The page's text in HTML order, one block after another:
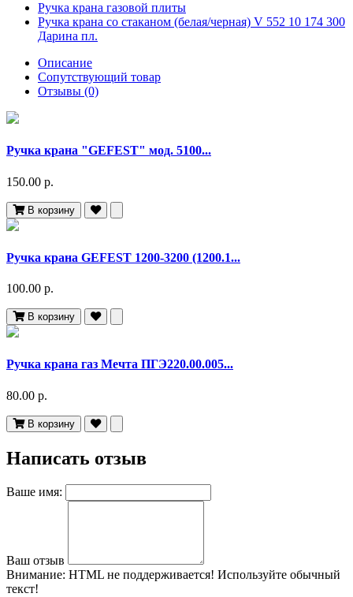
Ручка крана газовой плиты
Ручка крана со стаканом (белая/черная) V 552 10 174 300
Дарина пл.
Описание
Сопутствующий товар
Отзывы (0)
Ручка крана "GEFEST" мод. 5100...
150.00 р.
В корзину
Ручка крана GEFEST 1200-3200 (1200.1...
100.00 р.
В корзину
Ручка крана газ Мечта ПГЭ220.00.005...
80.00 р.
В корзину
Написать отзыв
Ваше имя:
Ваш отзыв
Внимание: HTML не поддерживается! Используйте обычный
текст!